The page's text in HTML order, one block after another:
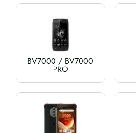
BV7000 / BV7000
PRO